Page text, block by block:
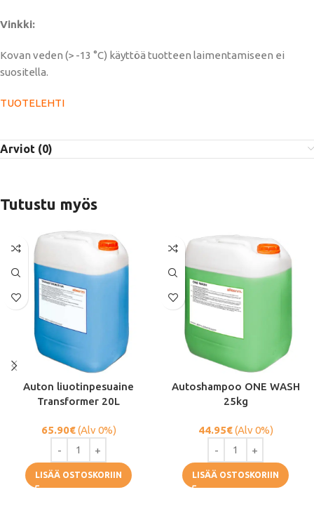
Vinkki:
Kovan veden (> -13 °C) käyttöä tuotteen laimentamiseen ei
suositella.
TUOTELEHTI
Arviot (0)
Tutustu myös
Auton liuotinpesuaine
Transformer 20L
65.90€(Alv 0%)
LISÄÄ OSTOSKORIIN
Autoshampoo ONE WASH
25kg
44.95€(Alv 0%)
LISÄÄ OSTOSKORIIN